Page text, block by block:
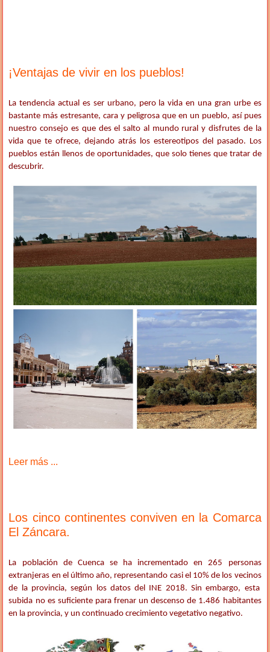
¡Ventajas de vivir en los pueblos!
La tendencia actual es ser urbano, pero la vida en una gran urbe es
bastante más estresante, cara y peligrosa que en un pueblo, así pues
nuestro consejo es que des el salto al mundo rural y disfrutes de la
vida que te ofrece, dejando atrás los estereotipos del pasado. Los
pueblos están llenos de oportunidades, que solo tienes que tratar de
descubrir.
Leer más ...
Los cinco continentes conviven en la Comarca
El Záncara.
La población de Cuenca se ha incrementado en 265 personas
extranjeras en el último año, representando casi el 10% de los vecinos
de la provincia, según los datos del INE 2018. Sin embargo, esta
subida no es suficiente para frenar un descenso de 1.486 habitantes
en la provincia, y un continuado crecimiento vegetativo negativo.